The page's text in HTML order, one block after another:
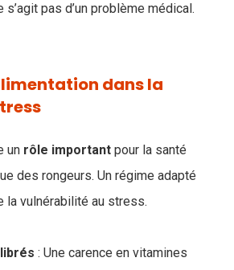
s’agit pas d’un problème médical.
dans la
un rôle important pour la santé
des rongeurs. Un régime adapté
la vulnérabilité au stress.
: Une carence en vitamines